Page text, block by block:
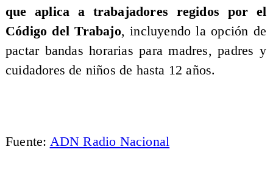
que aplica a trabajadores regidos por el
Código del Trabajo, incluyendo la opción de
pactar bandas horarias para madres, padres y
cuidadores de niños de hasta 12 años.
Fuente: ADN Radio Nacional